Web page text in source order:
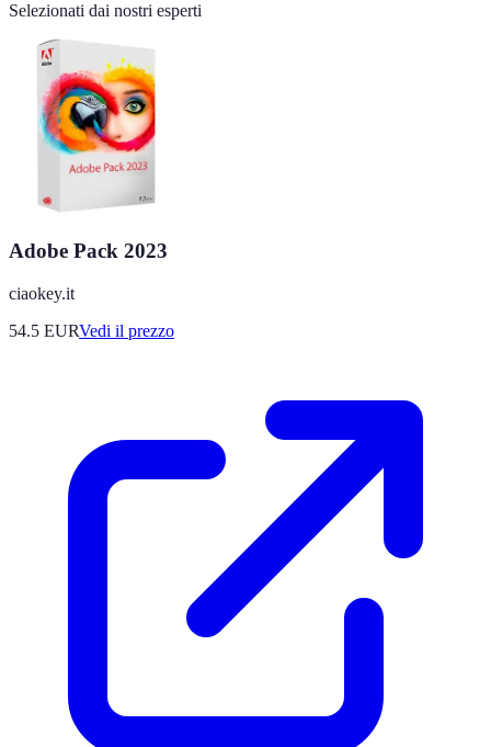
Selezionati dai nostri esperti
Adobe Pack 2023
ciaokey.it
54.5 EURVedi il prezzo